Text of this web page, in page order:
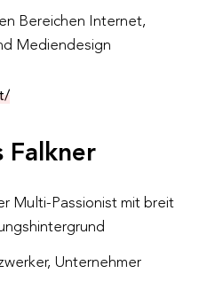
Bereichen Internet,
Mediendesign
Falkner
Multi-Passionist mit breit
Unternehmer